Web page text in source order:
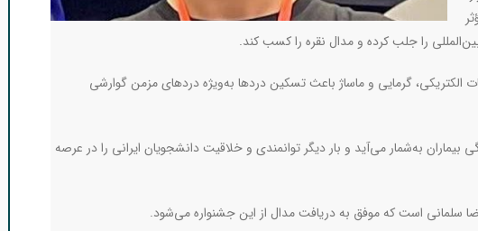
را جلب کرده و مدال نقره را کسب کند.
الکتریکی، گرمایی و ماساژ باعث تسکین درد‌ها به‌ویژه درد‌های مزمن گوارشی
به‌شمار می‌آید و بار دیگر توانمندی و خلاقیت دانشجویان ایرانی را در عرصه
است که موفق به دریافت مدال از این جشنواره می‌شود.